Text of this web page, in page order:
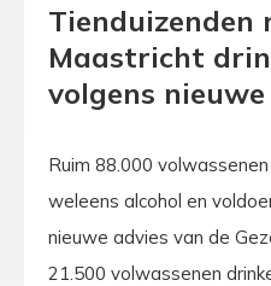
Tienduizenden
Maastricht
volgens
Ruim 88.000
weleens alcohol en
nieuwe advies van de
21.500 volwassenen